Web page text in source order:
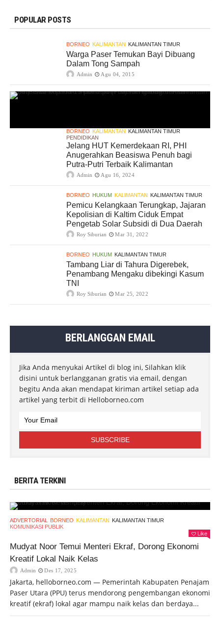
POPULAR POSTS
BORNEO KALIMANTAN KALIMANTAN TIMUR
Warga Paser Temukan Bayi Dibuang
Dalam Tong Sampah
Admin Agu 04, 2015
BORNEO KALIMANTAN KALIMANTAN TIMUR
PENDIDIKAN
Jelang HUT Kemerdekaan RI, PHI
Anugerahkan Beasiswa Penuh bagi
Putra-Putri Terbaik Kalimantan
Admin Agu 16, 2024
BORNEO HUKUM KALIMANTAN KALIMANTAN TIMUR
Pemicu Kelangkaan Terungkap, Jajaran
Kepolisian di Kaltim Ciduk Empat
Pengetab Solar Subsidi di Dua Daerah
Roy Siburian Mar 31, 2022
BORNEO HUKUM KALIMANTAN TIMUR
Tambang Liar di Tahura Digerebek,
Penambang Mengaku dibekingi Kasum
TNI
Roy Siburian Mar 25, 2022
BERLANGGAN EMAIL
Jika Anda menyukai Artikel di blog ini, Silahkan klik
disini untuk berlangganan gratis via email, dengan
begitu Anda akan mendapat kiriman artikel setiap ada
artikel yang terbit di Helloborneo.com
BERITA TERKINI
ADVERTORIAL BORNEO KALIMANTAN KALIMANTAN TIMUR
KOMUNIKASI PUBLIK
Like
Mudyat Noor Temui Menteri Ekraf, Dorong Ekonomi
Kreatif Lokal Naik Kelas
Admin Des 17, 2025
Jakarta, helloborneo.com — Pemerintah Kabupaten Penajam
Paser Utara (PPU) terus mendorong pengembangan ekonomi
kreatif (ekraf) lokal agar mampu naik kelas dan berdaya...